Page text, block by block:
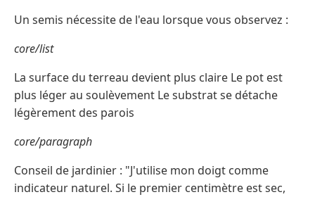
Un semis nécessite de l'eau lorsque vous observez :
core/list
La surface du terreau devient plus claire Le pot est
plus léger au soulèvement Le substrat se détache
légèrement des parois
core/paragraph
Conseil de jardinier : "J'utilise mon doigt comme
indicateur naturel. Si le premier centimètre est sec,